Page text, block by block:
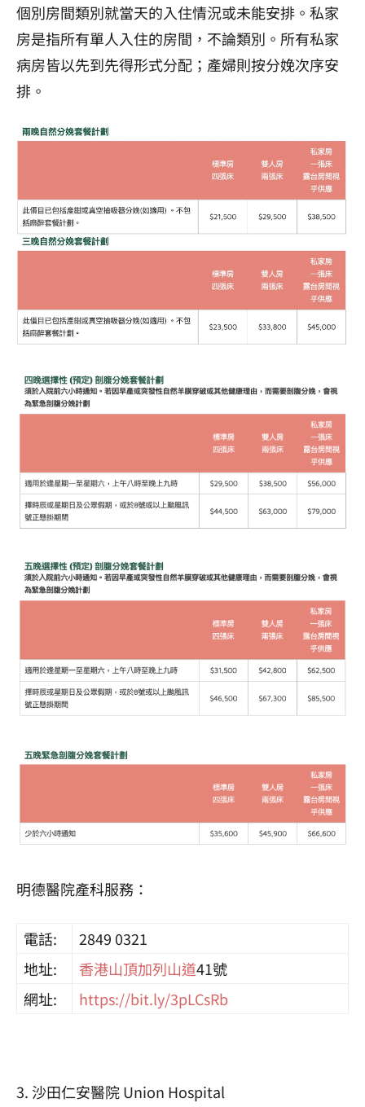
個別房間類別就當天的入住情況或未能安排。私家
房是指所有單人入住的房間，不論類別。所有私家
病房皆以先到先得形式分配；產婦則按分娩次序安
排。
明德醫院產科服務：
電話:
2849 0321
地址:
香港山頂加列山道41號
網址:
https://bit.ly/3pLCsRb
3. 沙田仁安醫院 Union Hospital